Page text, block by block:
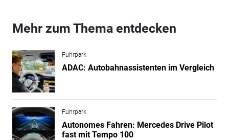
Mehr zum Thema entdecken
Fuhrpark
ADAC: Autobahnassistenten im Vergleich
Fuhrpark
Autonomes Fahren: Mercedes Drive Pilot
fast mit Tempo 100